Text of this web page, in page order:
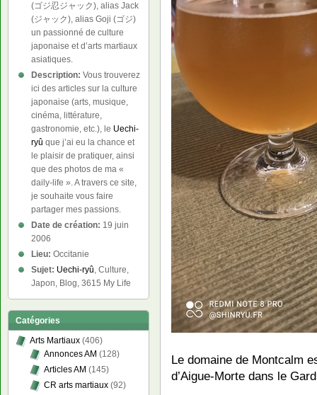
Le domaine de Montcalm
d’Aigue-Morte dans le
(ゴジ忍ジャック), alias Jack
(ジャック), alias Goji (ゴジ)
un passionné de culture
japonaise et d’arts martiaux
asiatiques.
Description: Vous trouverez
ici des articles sur la culture
japonaise (arts, musique,
cinéma, littérature,
gastronomie, etc.), le Uechi-
ryû que j’ai eu la chance et
le plaisir de pratiquer, ainsi
que des photos de ma «
daily-life ». A travers ce site,
je souhaite vous faire
partager mes passions.
Date de création: 19 juin
2006
Lieu: Occitanie
Sujet: Uechi-ryû, Culture,
Japon, Blog, 3615 My Life
Catégories
Arts Martiaux (406)
Annonces AM (128)
Articles AM (145)
CR arts martiaux (92)